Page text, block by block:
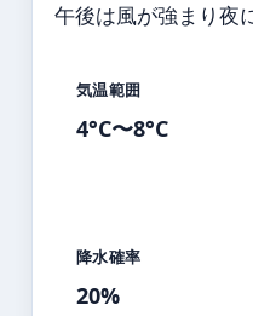
午後は風が強まり夜
気温範囲
4°C〜8°C
降水確率
20%